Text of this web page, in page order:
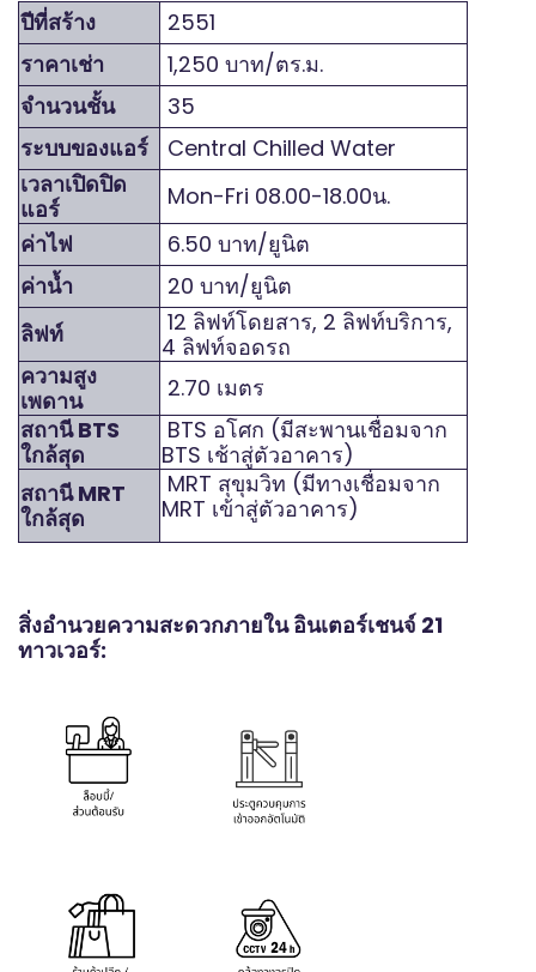
ปีที่สร้าง
2551
ราคาเช่า
1,250 บาท/ตร.ม.
จำนวนชั้น
35
ระบบของแอร์
Central Chilled Water
เวลาเปิดปิด
แอร์
Mon-Fri 08.00-18.00น.
ค่าไฟ
6.50 บาท/ยูนิต
ค่าน้ำ
20 บาท/ยูนิต
ลิฟท์
12 ลิฟท์โดยสาร, 2 ลิฟท์บริการ,
4 ลิฟท์จอดรถ
ความสูง
เพดาน
2.70 เมตร
สถานี BTS
ใกล้สุด
BTS อโศก (มีสะพานเชื่อมจาก
BTS เช้าสู่ตัวอาคาร)
สถานี MRT
ใกล้สุด
MRT สุขุมวิท (มีทางเชื่อมจาก
MRT เข้าสู่ตัวอาคาร)
สิ่งอำนวยความสะดวกภายใน อินเตอร์เชนจ์ 21
ทาวเวอร์: